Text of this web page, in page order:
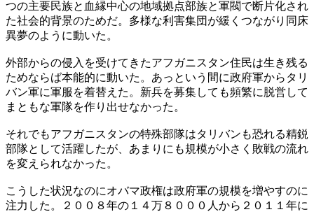
つの主要民族と血縁中心の地域拠点部族と軍閥で断片化され
た社会的背景のためだ。多様な利害集団が緩くつながり同床
異夢のように動いた。
外部からの侵入を受けてきたアフガニスタン住民は生き残る
ためならば本能的に動いた。あっという間に政府軍からタリ
バン軍に軍服を着替えた。新兵を募集しても頻繁に脱営して
まともな軍隊を作り出せなかった。
それでもアフガニスタンの特殊部隊はタリバンも恐れる精鋭
部隊として活躍したが、あまりにも規模が小さく敗戦の流れ
を変えられなかった。
こうした状況なのにオバマ政権は政府軍の規模を増やすのに
注力した。２００８年の１４万８０００人から２０１１年に